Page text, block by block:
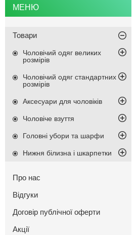
Товари
Чоловічий одяг великих
розмірів
Чоловічий одяг стандартних
розмірів
Аксесуари для чоловіків
Чоловіче взуття
Головні убори та шарфи
Нижня білизна і шкарпетки
Про нас
Відгуки
Договір публічної оферти
Акції